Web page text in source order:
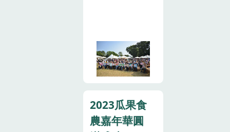
採收皆配合機
械化操作，節
省人工及時
藥成本都遠低
於水稻，栽培
管理十分容
領大家從土壤
分析入手，探
討作物生產中
匯的重要性。
接著，國立中
興大學陳仁炫
苣」、「玉
米」及「稻
米」等不同主
內容及體驗，
更加認識在地
特色農業的生
2023瓜果食
農嘉年華圓